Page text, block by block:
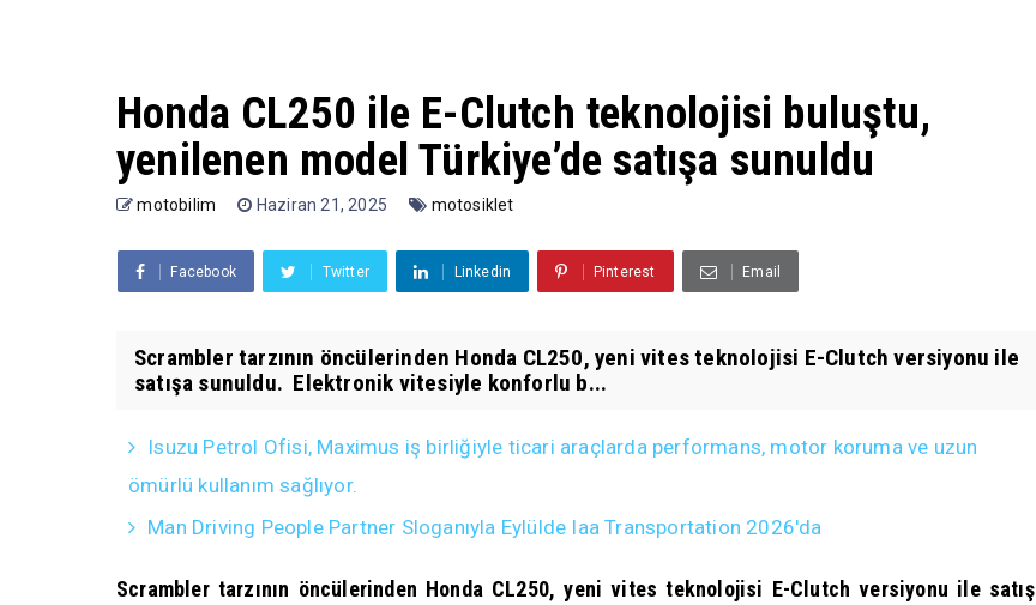
Honda CL250 ile E-Clutch teknolojisi buluştu,
yenilenen model Türkiye’de satışa sunuldu
motobilim Haziran 21, 2025 motosiklet
Facebook Twitter Linkedin Pinterest Email
Scrambler tarzının öncülerinden Honda CL250, yeni vites teknolojisi E-Clutch versiyonu ile
satışa sunuldu. Elektronik vitesiyle konforlu b...
Isuzu Petrol Ofisi, Maximus iş birliğiyle ticari araçlarda performans, motor koruma ve uzun
ömürlü kullanım sağlıyor.
Man Driving People Partner Sloganıyla Eylülde Iaa Transportation 2026'da
Scrambler tarzının öncülerinden Honda CL250, yeni vites teknolojisi E-Clutch versiyonu ile